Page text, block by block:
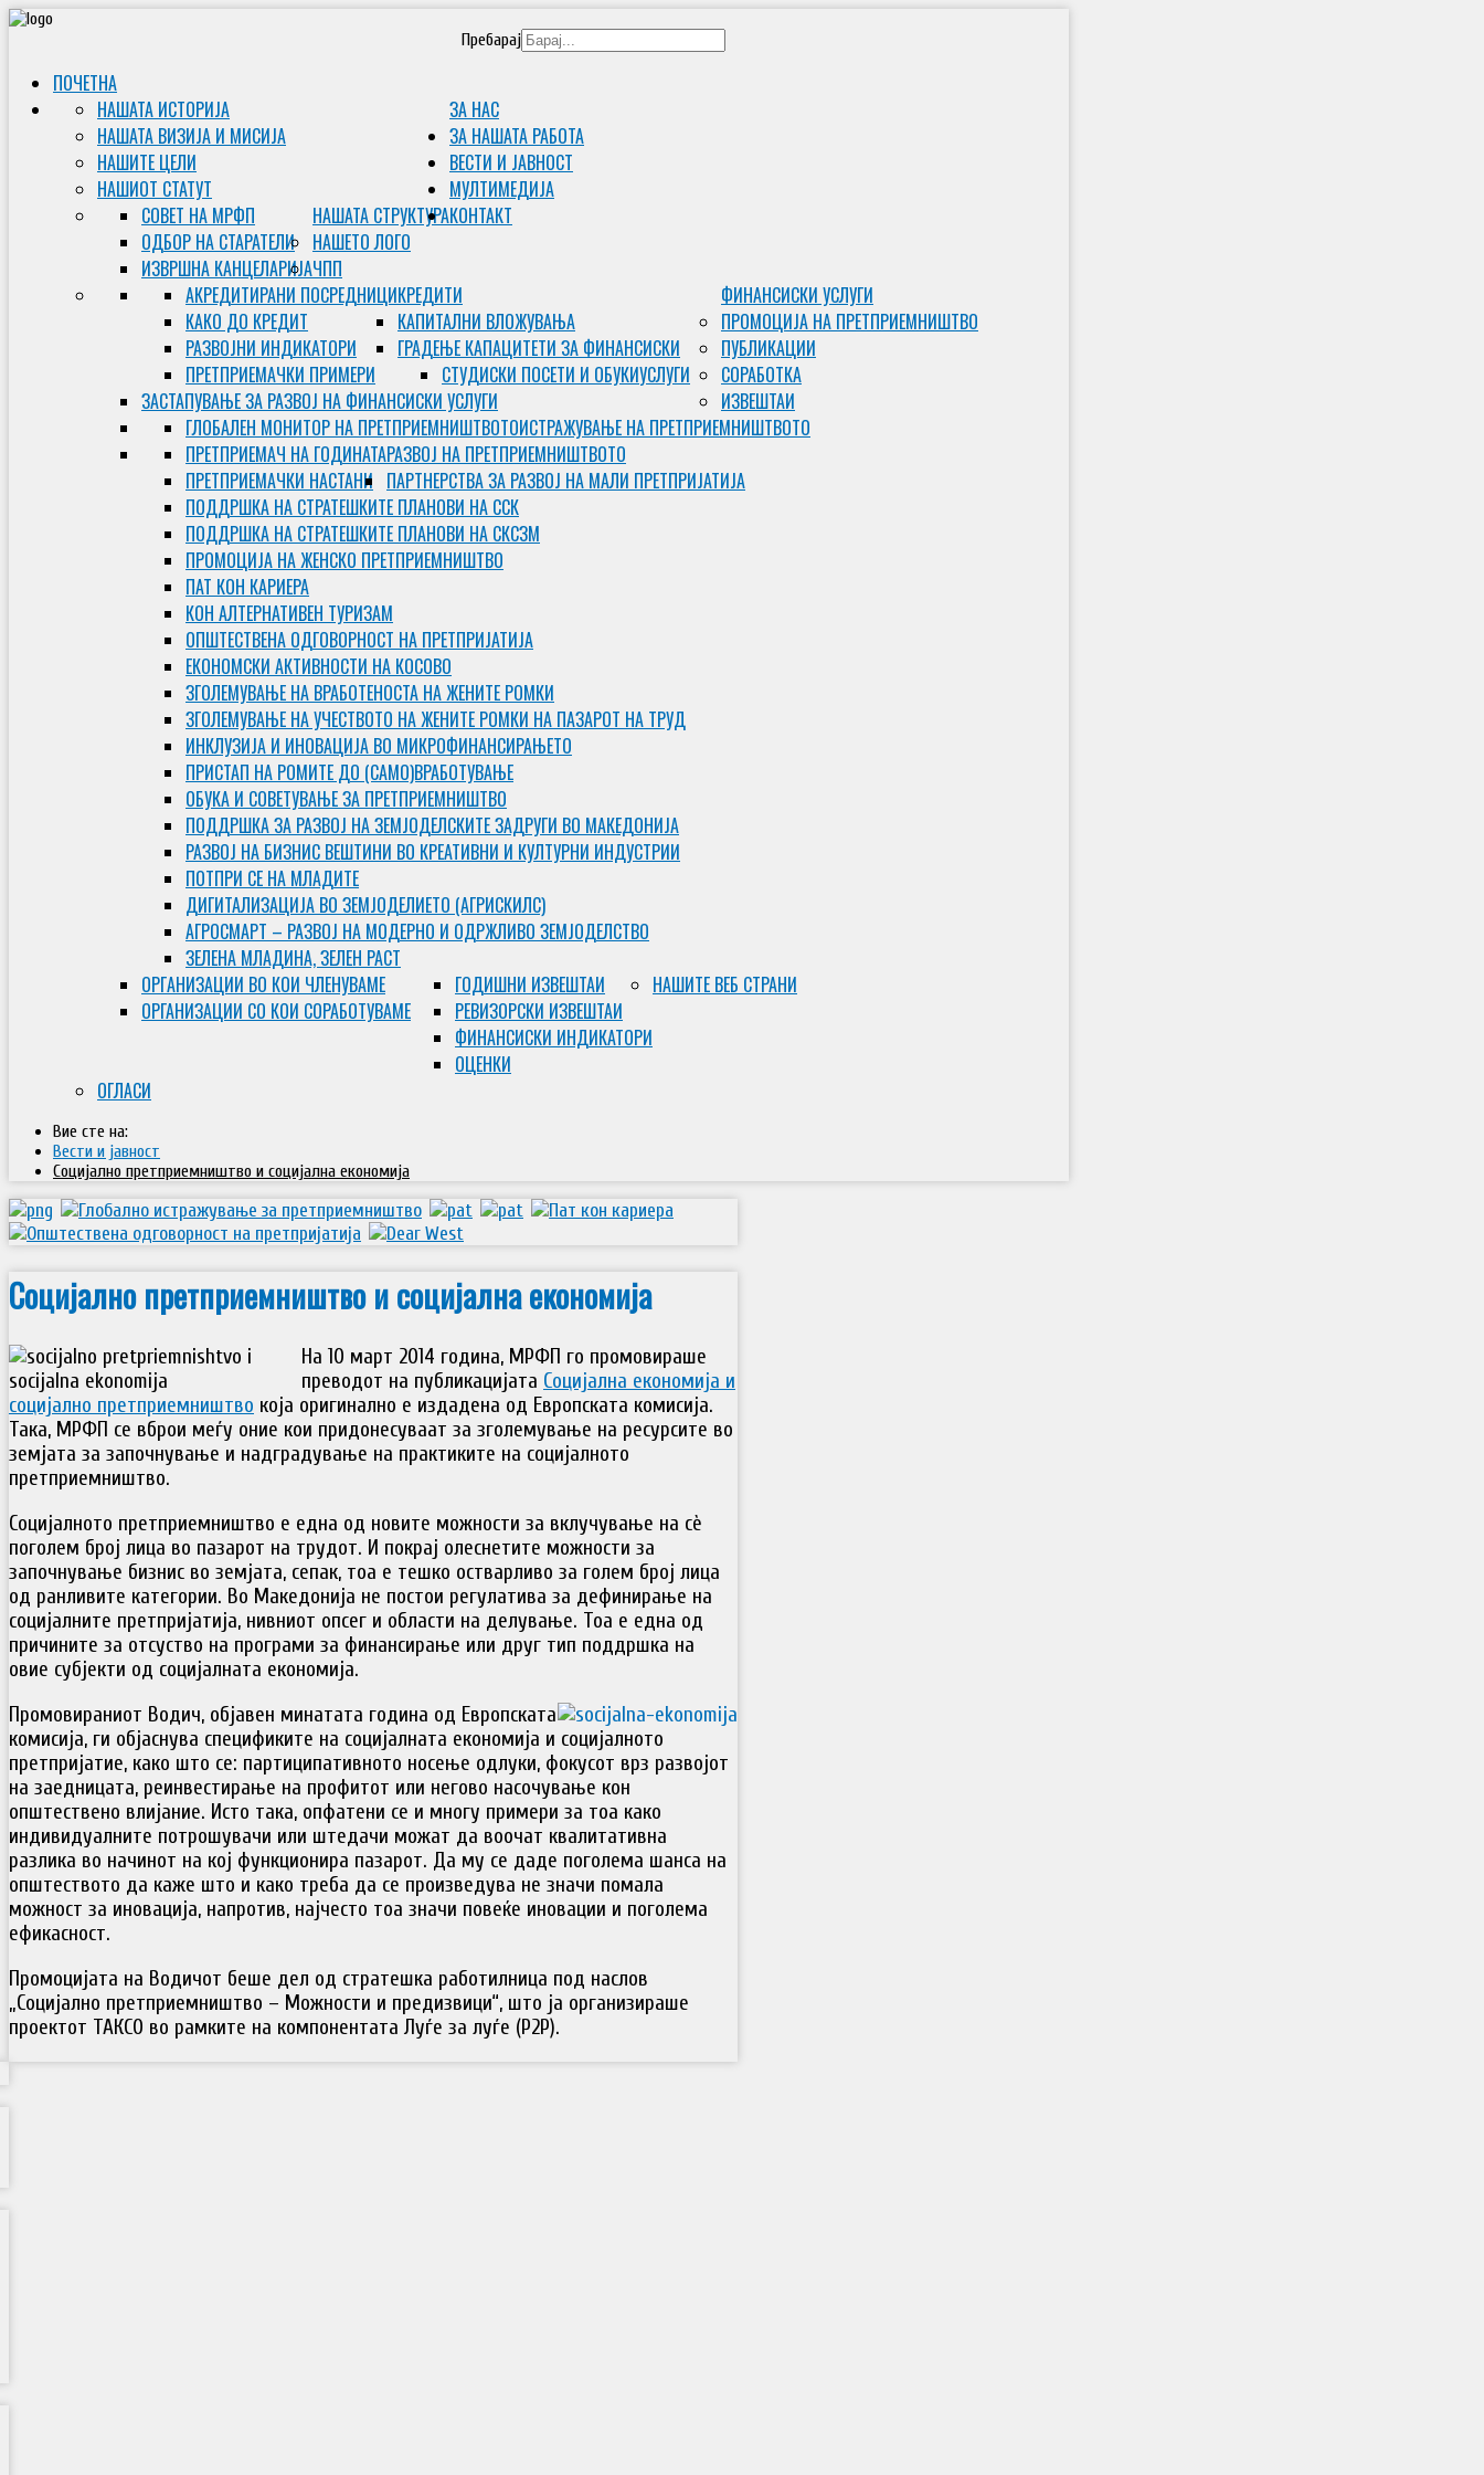
Пребарај
ПОЧЕТНА
ЗА НАС
НАШАТА ИСТОРИЈА
НАШАТА ВИЗИЈА И МИСИЈА
НАШИТЕ ЦЕЛИ
НАШИОТ СТАТУТ
НАШАТА СТРУКТУРА
СОВЕТ НА МРФП
ОДБОР НА СТАРАТЕЛИ
ИЗВРШНА КАНЦЕЛАРИЈА
НАШЕТО ЛОГО
ЧПП
ЗА НАШАТА РАБОТА
ФИНАНСИСКИ УСЛУГИ
КРЕДИТИ
АКРЕДИТИРАНИ ПОСРЕДНИЦИ
КАКО ДО КРЕДИТ
РАЗВОЈНИ ИНДИКАТОРИ
ПРЕТПРИЕМАЧКИ ПРИМЕРИ
КАПИТАЛНИ ВЛОЖУВАЊА
ГРАДЕЊЕ КАПАЦИТЕТИ ЗА ФИНАНСИСКИ
УСЛУГИ
СТУДИСКИ ПОСЕТИ И ОБУКИ
ЗАСТАПУВАЊЕ ЗА РАЗВОЈ НА ФИНАНСИСКИ УСЛУГИ
ПРОМОЦИЈА НА ПРЕТПРИЕМНИШТВО
ИСТРАЖУВАЊЕ НА ПРЕТПРИЕМНИШТВОТО
ГЛОБАЛЕН МОНИТОР НА ПРЕТПРИЕМНИШТВОТО
РАЗВОЈ НА ПРЕТПРИЕМНИШТВОТО
ПРЕТПРИЕМАЧ НА ГОДИНАТА
ПРЕТПРИЕМАЧКИ НАСТАНИ ПАРТНЕРСТВА ЗА РАЗВОЈ НА МАЛИ ПРЕТПРИЈАТИЈА
ПОДДРШКА НА СТРАТЕШКИТЕ ПЛАНОВИ НА ССК
ПОДДРШКА НА СТРАТЕШКИТЕ ПЛАНОВИ НА СКСЗМ
ПРОМОЦИЈА НА ЖЕНСКО ПРЕТПРИЕМНИШТВО
ПАТ КОН КАРИЕРА
КОН АЛТЕРНАТИВЕН ТУРИЗАМ
ОПШТЕСТВЕНА ОДГОВОРНОСТ НА ПРЕТПРИЈАТИЈА
ЕКОНОМСКИ АКТИВНОСТИ НА КОСОВО
ЗГОЛЕМУВАЊЕ НА ВРАБОТЕНОСТА НА ЖЕНИТЕ РОМКИ
ЗГОЛЕМУВАЊЕ НА УЧЕСТВОТО НА ЖЕНИТЕ РОМКИ НА ПАЗАРОТ НА ТРУД
ИНКЛУЗИЈА И ИНОВАЦИЈА ВО МИКРОФИНАНСИРАЊЕТО
ПРИСТАП НА РОМИТЕ ДО (САМО)ВРАБОТУВАЊЕ
ОБУКА И СОВЕТУВАЊЕ ЗА ПРЕТПРИЕМНИШТВО
ПОДДРШКА ЗА РАЗВОЈ НА ЗЕМЈОДЕЛСКИТЕ ЗАДРУГИ ВО МАКЕДОНИЈА
РАЗВОЈ НА БИЗНИС ВЕШТИНИ ВО КРЕАТИВНИ И КУЛТУРНИ ИНДУСТРИИ
ПОТПРИ СЕ НА МЛАДИТЕ
ДИГИТАЛИЗАЦИЈА ВО ЗЕМЈОДЕЛИЕТО (АГРИСКИЛС)
АГРОСМАРТ – РАЗВОЈ НА МОДЕРНО И ОДРЖЛИВО ЗЕМЈОДЕЛСТВО
ЗЕЛЕНА МЛАДИНА, ЗЕЛЕН РАСТ
ПУБЛИКАЦИИ
СОРАБОТКА
ОРГAНИЗАЦИИ ВО КОИ ЧЛЕНУВАМЕ
ОРГАНИЗАЦИИ СО КОИ СОРАБОТУВАМЕ
ИЗВЕШТАИ
ГОДИШНИ ИЗВЕШТАИ
РЕВИЗОРСКИ ИЗВЕШТАИ
ФИНАНСИСКИ ИНДИКАТОРИ
ОЦЕНКИ
НАШИТЕ ВЕБ СТРАНИ
ВЕСТИ И ЈАВНОСТ
ОГЛАСИ
МУЛТИМЕДИJА
КОНТАКТ
Вие сте на:
Вести и јавност
Социјално претприемништво и социјална економија
Социјално претприемништво и социјална економија
На 10 март 2014 година, МРФП го промовираше
преводот на публикацијата Социјална економија и
социјално претприемништво која оригинално е издадена од Европската комисија.
Така, МРФП се вброи меѓу оние кои придонесуваат за зголемување на ресурсите во
земјата за започнување и надградување на практиките на социјалното
претприемништво.
Социјалното претприемништво е една од новите можности за вклучување на сѐ
поголем број лица во пазарот на трудот. И покрај олеснетите можности за
започнување бизнис во земјата, сепак, тоа е тешко остварливо за голем број лица
од ранливите категории. Во Македонија не постои регулатива за дефинирање на
социјалните претпријатија, нивниот опсег и области на делување. Тоа е една од
причините за отсуство на програми за финансирање или друг тип поддршка на
овие субјекти од социјалната економија.
Промовираниот Водич, објавен минатата година од Европската
комисија, ги објаснува спецификите на социјалната економија и социјалното
претпријатие, како што се: партиципативното носење одлуки, фокусот врз развојот
на заедницата, реинвестирање на профитот или негово насочување кон
општествено влијание. Исто така, опфатени се и многу примери за тоа како
индивидуалните потрошувачи или штедачи можат да воочат квалитативна
разлика во начинот на кој функционира пазарот. Да му се даде поголема шанса на
општеството да каже што и како треба да се произведува не значи помала
можност за иновација, напротив, најчесто тоа значи повеќе иновации и поголема
ефикасност.
Промоцијата на Водичот беше дел од стратешка работилница под наслов
„Социјално претприемништво – Можности и предизвици“, што ја организираше
проектот ТАКСО во рамките на компонентата Луѓе за луѓе (P2P).